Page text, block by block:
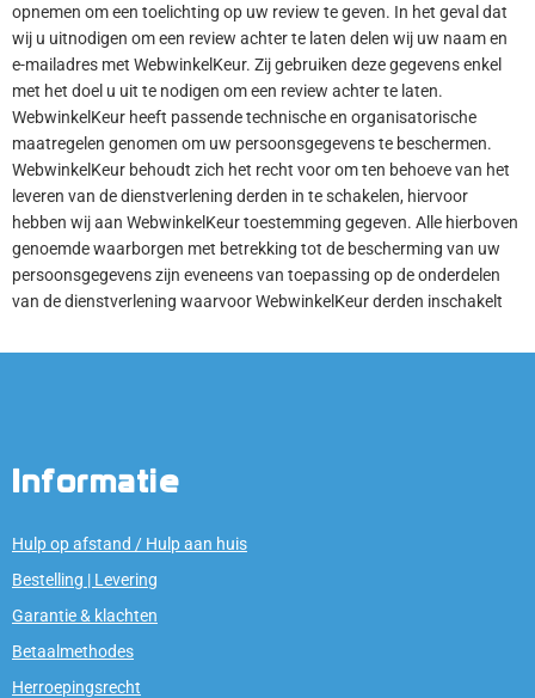
opnemen om een toelichting op uw review te geven. In het geval dat
wij u uitnodigen om een review achter te laten delen wij uw naam en
e-mailadres met WebwinkelKeur. Zij gebruiken deze gegevens enkel
met het doel u uit te nodigen om een review achter te laten.
WebwinkelKeur heeft passende technische en organisatorische
maatregelen genomen om uw persoonsgegevens te beschermen.
WebwinkelKeur behoudt zich het recht voor om ten behoeve van het
leveren van de dienstverlening derden in te schakelen, hiervoor
hebben wij aan WebwinkelKeur toestemming gegeven. Alle hierboven
genoemde waarborgen met betrekking tot de bescherming van uw
persoonsgegevens zijn eveneens van toepassing op de onderdelen
van de dienstverlening waarvoor WebwinkelKeur derden inschakelt
Informatie
Hulp op afstand / Hulp aan huis
Bestelling | Levering
Garantie & klachten
Betaalmethodes
Herroepingsrecht